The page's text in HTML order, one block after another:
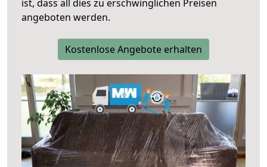
ist, dass all dies zu erschwinglichen Preisen
angeboten werden.
Kostenlose Angebote erhalten